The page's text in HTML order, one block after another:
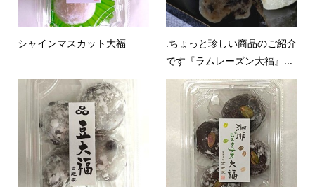
シャインマスカット大福
.ちょっと珍しい商品のご紹介
です『ラムレーズン大福』...